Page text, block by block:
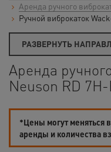
Аренда ручного
Ручной виброкаток
РАЗВЕРНУТЬ
Аренда
Neuson RD
*Цены могут меняться
аренды и количества